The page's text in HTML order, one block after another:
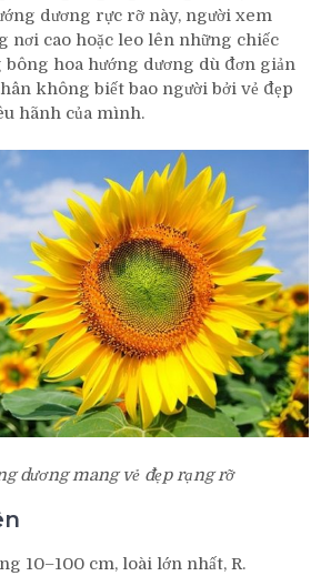
dương rực rỡ này, người xem
nơi cao hoặc leo lên những chiếc
hoa hướng dương dù đơn giản
không biết bao người bởi vẻ đẹp
hãnh của mình.
dương mang vẻ đẹp rạng rỡ
10–100 cm, loài lớn nhất, R.